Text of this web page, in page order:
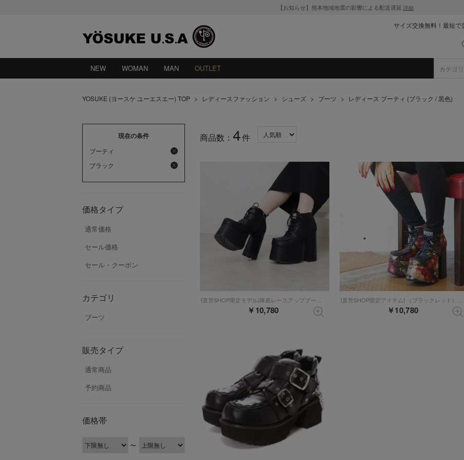
【お知らせ】熊本地域地震の影響による配送遅延 詳細
サイズ交換無料！最短で
NEW WOMAN MAN OUTLET
YOSUKE (ヨースケ ユーエスエー) TOP > レディースファッション > シューズ > ブーツ > レディース ブーティ (ブラック / 黒色)
現在の条件
ブーティ
ブラック
価格タイプ
通常価格
セール価格
セール・クーポン
カテゴリ
ブーツ
販売タイプ
通常商品
予約商品
価格帯
〜
商品数： 4件
￥10,780 ￥10,780